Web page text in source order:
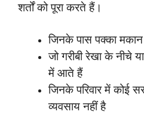
शर्तों को पूरा करते हैं।
जिनके पास पक्का मकान
जो गरीबी रेखा के नीचे
में आते हैं
जिनके परिवार में कोई
व्यवसाय नहीं है